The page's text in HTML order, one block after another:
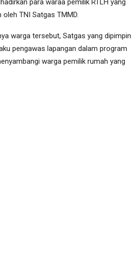
para waraa pemilik RTLH yang
TNI Satgas TMMD.
warga tersebut, Satgas yang dipimpin
pengawas lapangan dalam program
warga pemilik rumah yang